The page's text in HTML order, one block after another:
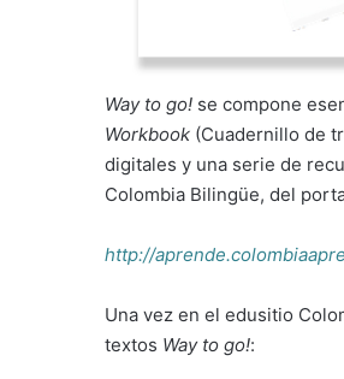
Way to go! se compone
Workbook (Cuadernillo de
digitales y una serie de
Colombia Bilingüe, del
http://
Una vez en el edusitio
textos Way to go!: